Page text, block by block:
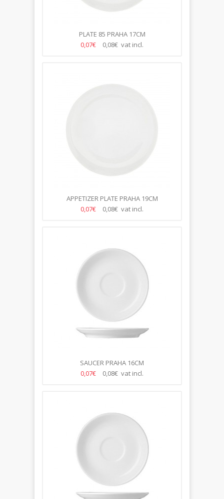
PLATE 85 PRAHA 17CM
0,07€
0,08€ vat incl.
APPETIZER PLATE PRAHA 19CM
0,07€
0,08€ vat incl.
SAUCER PRAHA 16CM
0,07€
0,08€ vat incl.